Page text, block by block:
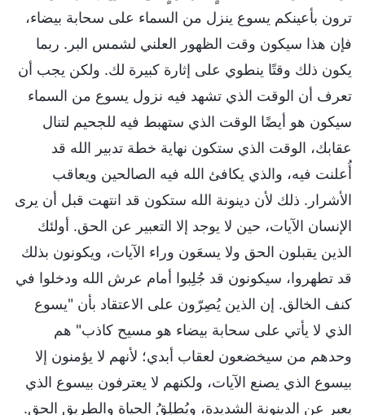
ترون بأعينكم يسوع ينزل من السماء على سحابة بيضاء،
فإن هذا سيكون وقت الظهور العلني لشمس البر. ربما
يكون ذلك وقتًا ينطوي على إثارة كبيرة لك. ولكن يجب أن
تعرف أن الوقت الذي تشهد فيه نزول يسوع من السماء
سيكون هو أيضًا الوقت الذي ستهبط فيه للجحيم لتنال
عقابك، الوقت الذي ستكون نهاية خطة تدبير الله قد
أُعلنت فيه، والذي يكافئ الله فيه الصالحين ويعاقب
الأشرار. ذلك لأن دينونة الله ستكون قد انتهت قبل أن يرى
الإنسان الآيات، حين لا يوجد إلا التعبير عن الحق. أولئك
الذين يقبلون الحق ولا يسعَون وراء الآيات، ويكونون بذلك
قد تطهروا، سيكونون قد جُلِبوا أمام عرش الله ودخلوا في
كنف الخالق. إن الذين يُصِرّون على الاعتقاد بأن "يسوع
الذي لا يأتي على سحابة بيضاء هو مسيح كاذب" هم
وحدهم من سيخضعون لعقاب أبدي؛ لأنهم لا يؤمنون إلا
بيسوع الذي يصنع الآيات، ولكنهم لا يعترفون بيسوع الذي
يعبر عن الدينونة الشديدة، ويُطلِقُ الحياة والطريق الحق.